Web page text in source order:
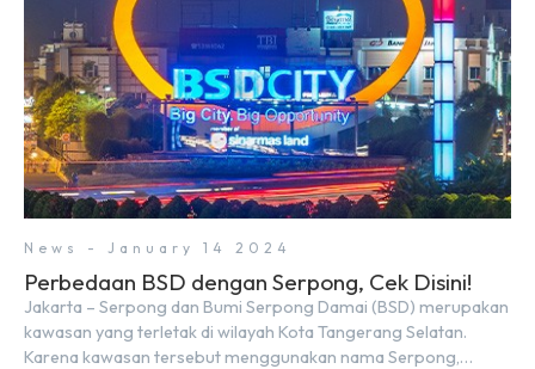
News - January 14 2024
Perbedaan BSD dengan Serpong, Cek Disini!
Jakarta – Serpong dan Bumi Serpong Damai (BSD) merupakan
kawasan yang terletak di wilayah Kota Tangerang Selatan.
Karena kawasan tersebut menggunakan nama Serpong,